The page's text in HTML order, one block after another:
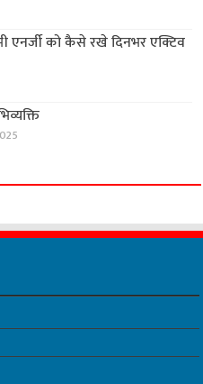
एनर्जी को कैसे रखे दिनभर एक्टिव